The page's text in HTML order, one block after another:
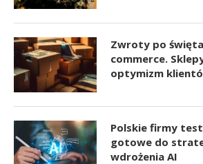
Zwroty po
commerce.
optymizm
Polskie firmy
gotowe do
wdrożenia AI